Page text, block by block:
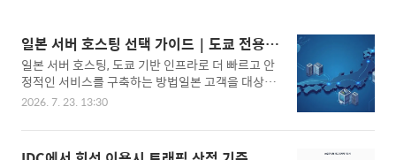
일본 서버 호스팅 선택 가이드｜도쿄 전용서
버·윈도우 VDS·VPS 비교
일본 서버 호스팅, 도쿄 기반 인프라로 더 빠르고 안
정적인 서비스를 구축하는 방법일본 고객을 대상으
로 웹사이트나 온라인 서비스를 운영한다면 서버의
디에 위치하느냐에 따라 웹사이트 접속 속도, 애플
리케이션 응답 시간, 서비스 안정성, 사용자 경험이
2026. 7. 23. 13:30